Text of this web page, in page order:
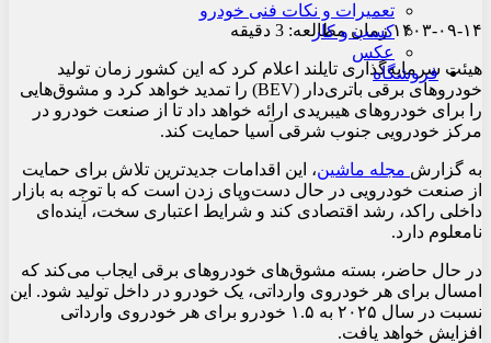
تعمیرات و نکات فنی خودرو
کسب و کار
عکس
فروشگاه
۱۴۰۳-۰۹-۱۴زمان مطالعه: 3 دقیقه
هیئت سرمایه‌گذاری تایلند اعلام کرد که این کشور زمان تولید
خودروهای برقی باتری‌دار (BEV) را تمدید خواهد کرد و مشوق‌هایی
را برای خودروهای هیبریدی ارائه خواهد داد تا از صنعت خودرو در
مرکز خودرویی جنوب شرقی آسیا حمایت کند.
به گزارش مجله ماشین، این اقدامات جدیدترین تلاش برای حمایت
از صنعت خودرویی در حال دست‌وپای زدن است که با توجه به بازار
داخلی راکد، رشد اقتصادی کند و شرایط اعتباری سخت، آینده‌ای
نامعلوم دارد.
در حال حاضر، بسته مشوق‌های خودروهای برقی ایجاب می‌کند که
امسال برای هر خودروی وارداتی، یک خودرو در داخل تولید شود. این
نسبت در سال ۲۰۲۵ به ۱.۵ خودرو برای هر خودروی وارداتی
افزایش خواهد یافت.